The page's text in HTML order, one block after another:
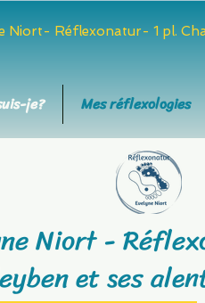
Niort- Réflexonatur- 1 pl.
je? Mes réflexologies
Niort -
et ses